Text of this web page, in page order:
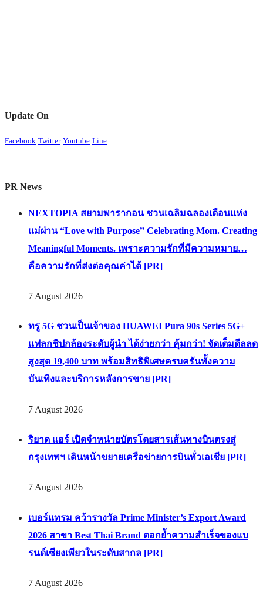
Update On
Facebook Twitter Youtube Line
PR News
NEXTOPIA สยามพารากอน ชวนเฉลิมฉลองเดือนแห่ง
แม่ผ่าน “Love with Purpose” Celebrating Mom. Creating
Meaningful Moments. เพราะความรักที่มีความหมาย…
คือความรักที่ส่งต่อคุณค่าได้ [PR]
7 August 2026
ทรู 5G ชวนเป็นเจ้าของ HUAWEI Pura 90s Series 5G+
แฟลกชิปกล้องระดับผู้นำ ได้ง่ายกว่า คุ้มกว่า! จัดเต็มดีลลด
สูงสุด 19,400 บาท พร้อมสิทธิพิเศษครบครันทั้งความ
บันเทิงและบริการหลังการขาย [PR]
7 August 2026
ริยาด แอร์ เปิดจำหน่ายบัตรโดยสารเส้นทางบินตรงสู่
กรุงเทพฯ เดินหน้าขยายเครือข่ายการบินทั่วเอเชีย [PR]
7 August 2026
เบอร์แทรม คว้ารางวัล Prime Minister’s Export Award
2026 สาขา Best Thai Brand ตอกย้ำความสำเร็จของแบ
รนด์เซียงเพียวในระดับสากล [PR]
7 August 2026